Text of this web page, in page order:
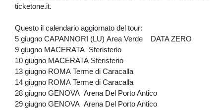
ticketone.it.
Questo il calendario aggiornato del tour:
5 giugno CAPANNORI (LU) Area Verde DATA ZERO
9 giugno MACERATA Sferisterio
10 giugno MACERATA Sferisterio
13 giugno ROMA Terme di Caracalla
14 giugno ROMA Terme di Caracalla
28 giugno GENOVA Arena Del Porto Antico
29 giugno GENOVA Arena Del Porto Antico